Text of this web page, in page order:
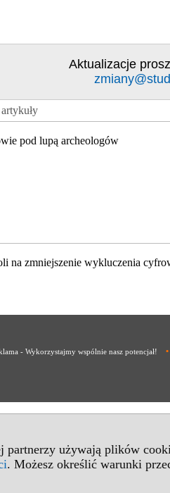
partnerzy używają plików
. Możesz określić warunki
Aktualizacje
pod lupą archeologów
na zmniejszenie wykluczenia
- Wykorzystajmy wspólnie nasz potencjał! •